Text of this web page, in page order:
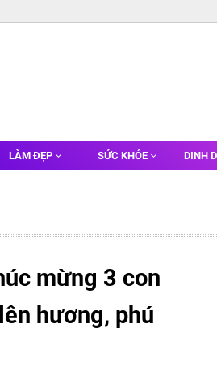
LÀM ĐẸP SỨC KHỎE DINH
mừng 3 con
hương, phú